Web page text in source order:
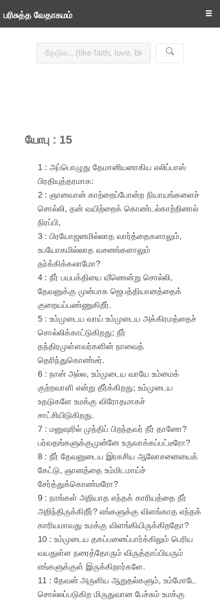
பரிசுத்த வேதாகமம் ☰
யோபு : 15
1 : அப்பொழுது தேமானியனாகிய எலிப்பாஸ்
பிரதியுத்தரமாக:
2 : ஞானவான் காற்றைப்போன்ற நியாயங்களைச்
சொல்லி, தன் வயிற்றைக் கொண்டல்காற்றினால்
நிரப்பி,
3 : பிரயோஜனமில்லாத வார்த்தைகளாலும்,
உபயோகமில்லாத வசனங்களாலும்
தர்க்கிக்கலாமோ?
4 : நீர் பயபக்தியை வீணென்று சொல்லி,
தேவனுக்கு முன்பாக ஜெபத்தியானத்தைக்
குறையப்பண்ணுகிறீர்.
5 : உம்முடைய வாய் உம்முடைய அக்கிரமத்தைச்
சொல்லிக்காட்டுகிறது; நீர்
தந்திரமுள்ளவர்களின் நாவைத்
தெரிந்துகொண்டீர்.
6 : நான் அல்ல, உம்முடைய வாயே உம்மைக்
குற்றவாளி என்று தீர்க்கிறது; உம்முடைய
உதடுகளே உமக்கு விரோதமாகச்
சாட்சியிடுகிறது.
7 : மனுஷரில் முந்திப் பிறந்தவர் நீர் தானோ?
பர்வதங்களுக்குமுன்னே உருவாக்கப்பட்டீரோ?
8 : நீர் தேவனுடைய இரகசிய ஆலோசனையைக்
கேட்டு, ஞானத்தை உம்மிடமாய்ச்
சேர்த்துக்கொண்டீரோ?
9 : நாங்கள் அறியாத எந்தக் காரியத்தை நீர்
அறிந்திருக்கிறீர்? எங்களுக்கு விளங்காத எந்தக்
காரியமாவது உமக்கு விளங்கியிருக்கிறதோ?
10 : உம்முடைய தகப்பனைப்பார்க்கிலும் பெரிய
வயதுள்ள நரைத்தோரும் விருத்தாப்பியரும்
எங்களுக்குள் இருக்கிறார்களே.
11 : தேவன் அருளிய ஆறுதல்களும், உம்மோடே
சொல்லப்படுகிற மிருதுவான பேச்சும் உமக்கு